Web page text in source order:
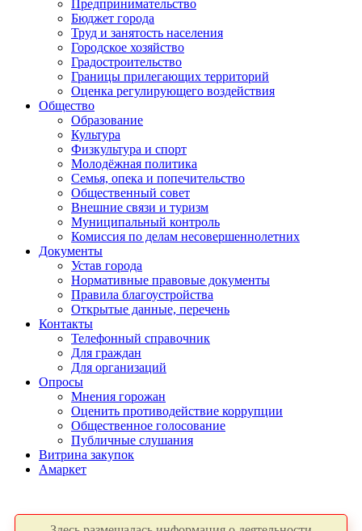
Предпринимательство
Бюджет города
Труд и занятость населения
Городское хозяйство
Градостроительство
Границы прилегающих территорий
Оценка регулирующего воздействия
Общество
Образование
Культура
Физкультура и спорт
Молодёжная политика
Семья, опека и попечительство
Общественный совет
Внешние связи и туризм
Муниципальный контроль
Комиссия по делам несовершеннолетних
Документы
Устав города
Нормативные правовые документы
Правила благоустройства
Открытые данные, перечень
Контакты
Телефонный справочник
Для граждан
Для организаций
Опросы
Мнения горожан
Оценить противодействие коррупции
Общественное голосование
Публичные слушания
Витрина закупок
Амаркет